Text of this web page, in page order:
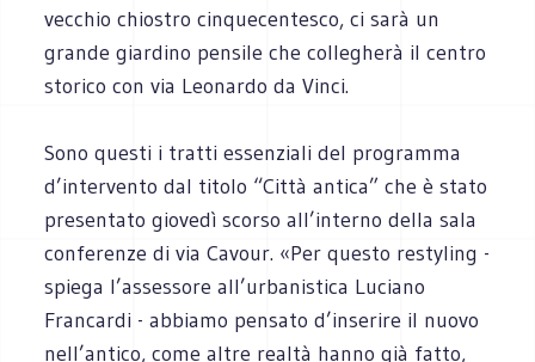
vecchio chiostro cinquecentesco, ci sarà un
grande giardino pensile che collegherà il centro
storico con via Leonardo da Vinci.
Sono questi i tratti essenziali del programma
d’intervento dal titolo “Città antica” che è stato
presentato giovedì scorso all’interno della sala
conferenze di via Cavour. «Per questo restyling -
spiega l’assessore all’urbanistica Luciano
Francardi - abbiamo pensato d’inserire il nuovo
nell’antico, come altre realtà hanno già fatto,